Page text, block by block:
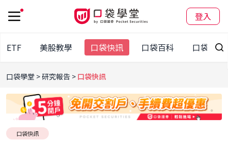
登入
ETF 美股教學 口袋快訊 口袋百科 口袋觀點
口袋學堂 研究報告 口袋快訊
口袋快訊